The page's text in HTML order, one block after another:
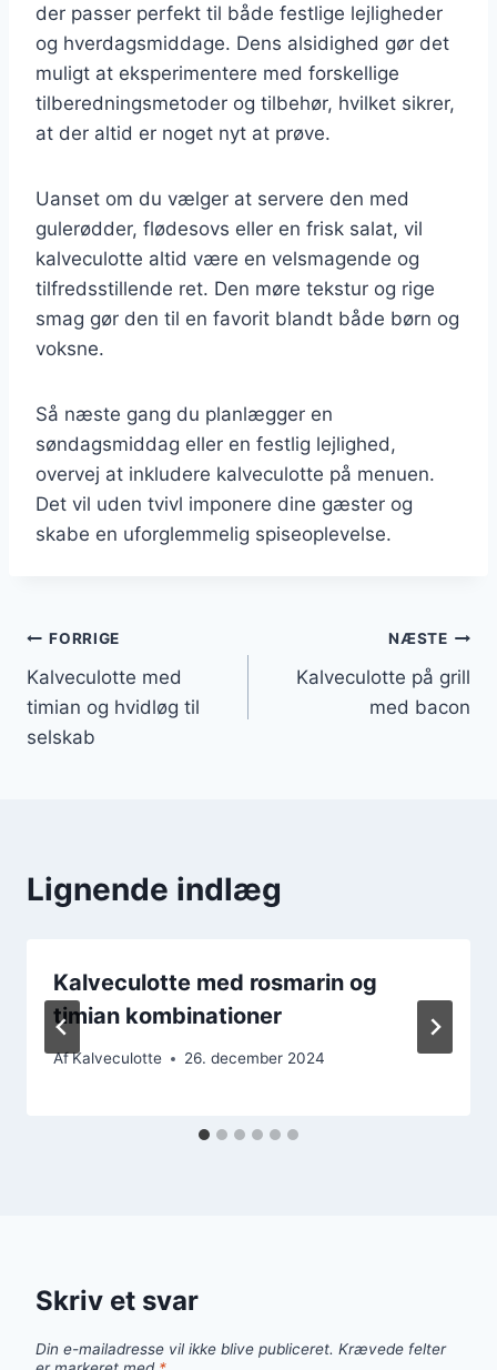
der passer perfekt til både festlige lejligheder
og hverdagsmiddage. Dens alsidighed gør det
muligt at eksperimentere med forskellige
tilberedningsmetoder og tilbehør, hvilket sikrer,
at der altid er noget nyt at prøve.
Uanset om du vælger at servere den med
gulerødder, flødesovs eller en frisk salat, vil
kalveculotte altid være en velsmagende og
tilfredsstillende ret. Den møre tekstur og rige
smag gør den til en favorit blandt både børn og
voksne.
Så næste gang du planlægger en
søndagsmiddag eller en festlig lejlighed,
overvej at inkludere kalveculotte på menuen.
Det vil uden tvivl imponere dine gæster og
skabe en uforglemmelig spiseoplevelse.
Indlægsnavigation
FORRIGE
Kalveculotte med
timian og hvidløg til
selskab
NÆSTE
Kalveculotte på grill
med bacon
Lignende indlæg
Kalveculotte med rosmarin og
timian kombinationer
AfKalveculotte 26. december 2024
Skriv et svar
Din e-mailadresse vil ikke blive publiceret. Krævede felter